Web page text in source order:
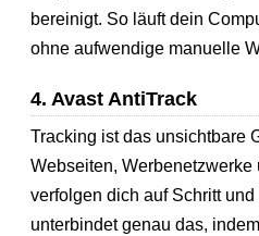
bereinigt. So läuft dein
ohne aufwendige manuelle
4. Avast AntiTrack
Tracking ist das unsichtbare
Webseiten,
verfolgen dich auf Schritt
unterbindet genau das,